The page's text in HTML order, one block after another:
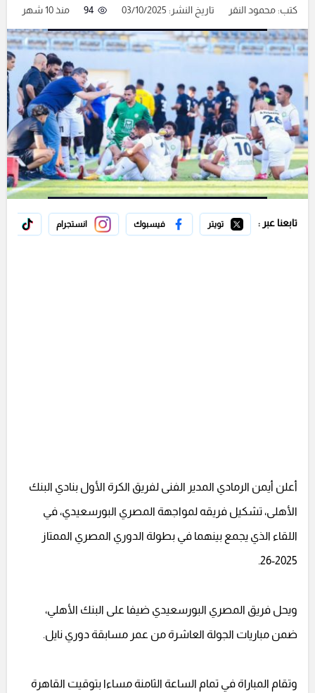
كتب:محمود النقر تاريخ النشر: 03/10/2025 94 منذ 10 شهر
تابعنا عبر : تويتر فيسبوك انستجرام
أعلن أيمن الرمادي المدير الفنى لفريق الكرة الأول بنادي البنك
الأهلى، تشكيل فريقه لمواجهة المصري البورسعيدي، في
اللقاء الذي يجمع بينهما في بطولة الدوري المصري الممتاز
2025-26.
ويحل فريق المصري البورسعيدي ضيفا على البنك الأهلي،
ضمن مباريات الجولة العاشرة من عمر مسابقة دوري نايل.
وتقام المباراة في تمام الساعة الثامنة مساءا بتوقيت القاهرة